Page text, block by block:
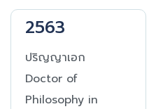
2563
ปริญญาเอก
Doctor of
Philosophy in